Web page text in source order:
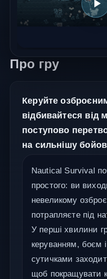
Про гру
Керуйте
відбивайтеся від
поступово
на сильнішу
Nautical Survival
простого: ви
невеликому
потрапляєте під
У перші хвилини
керуванням, боєм
сутичками
щоб покращувати